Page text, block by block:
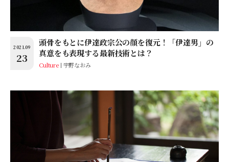
2021.09
23
頭骨をもとに伊達政宗公の顔を復元！「伊達男」の
真意をも表現する最新技術とは？
Culture 宇野なおみ